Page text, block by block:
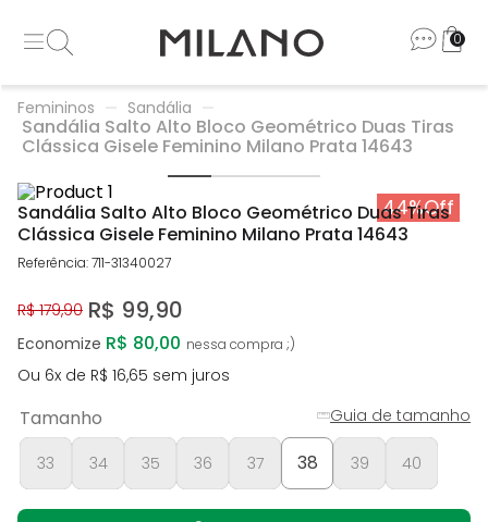
0
Femininos Sandália
Sandália Salto Alto Bloco Geométrico Duas Tiras
Clássica Gisele Feminino Milano Prata 14643
44%Off
Sandália Salto Alto Bloco Geométrico Duas Tiras
Clássica Gisele Feminino Milano Prata 14643
Referência:711-31340027
R$ 179,90 R$ 99,90
Economize R$ 80,00
Ou 6x de R$ 16,65 sem juros
Tamanho
33 34 35 36 37 38 39 40
Guia de tamanho